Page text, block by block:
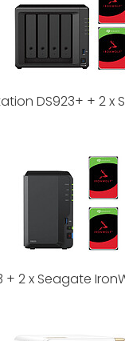
DS923+ + 2 x
+ 2 x Seagate